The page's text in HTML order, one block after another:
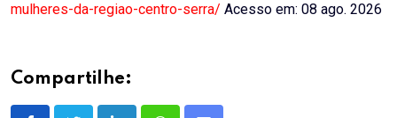
mulheres-da-regiao-centro-serra/ Acesso em: 08 ago. 2026
Compartilhe: